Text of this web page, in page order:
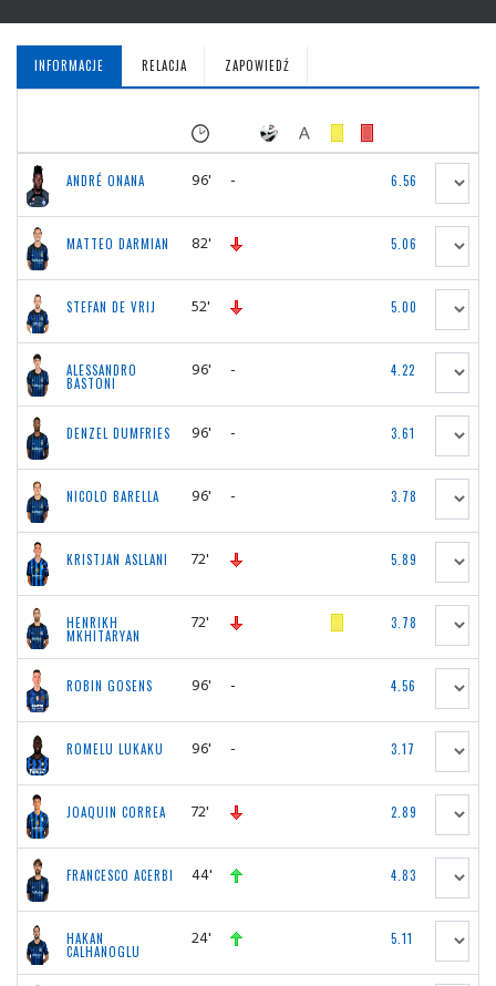
INFORMACJE RELACJA ZAPOWIEDŹ
ANDRÉ ONANA 96' - 6.56
MATTEO DARMIAN 82' 5.06
STEFAN DE VRIJ 52' 5.00
ALESSANDRO
BASTONI
96' - 4.22
DENZEL DUMFRIES 96' - 3.61
NICOLO BARELLA 96' - 3.78
KRISTJAN ASLLANI 72' 5.89
HENRIKH
MKHITARYAN
72' 3.78
ROBIN GOSENS 96' - 4.56
ROMELU LUKAKU 96' - 3.17
JOAQUIN CORREA 72' 2.89
FRANCESCO ACERBI 44' 4.83
HAKAN
CALHANOGLU
24' 5.11